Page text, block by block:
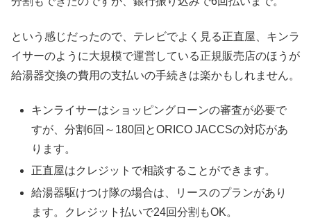
という感じだったので、テレビでよく見る正直屋、キンラ
イサーのように大規模で運営している正規販売店のほうが
給湯器交換の費用の支払いの手続きは楽かもしれません。
キンライサーはショッピングローンの審査が必要で
すが、分割6回～180回とORICO JACCSの対応があ
ります。
正直屋はクレジットで相談することができます。
給湯器駆けつけ隊の場合は、リースのプランがあり
ます。クレジット払いで24回分割もOK。